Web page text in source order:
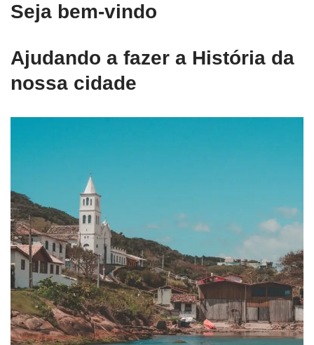
Seja bem-vindo
Ajudando a fazer a História da
nossa cidade